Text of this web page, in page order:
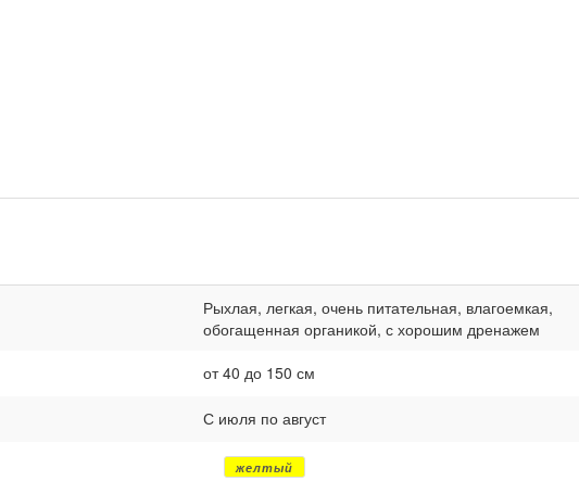
Рыхлая, легкая, очень питательная, влагоемкая,
обогащенная органикой, с хорошим дренажем
от 40 до 150 см
С июля по август
желтый